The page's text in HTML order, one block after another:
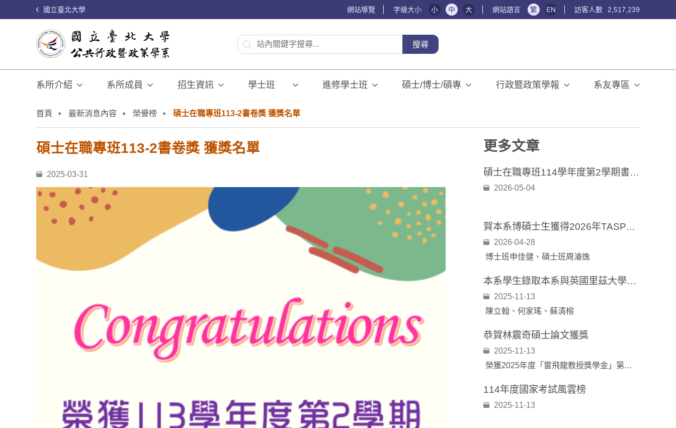
國立臺北大學 網站導覽 字級大小 小 中 大 網站語言 繁 EN 訪客人數 2,517,239
搜尋
系所介紹 系所成員 招生資訊 學士班⠀⠀ 進修學士班 碩士/博士/碩專 行政暨政策學報 系友專區
首頁 最新消息內容 榮譽榜 碩士在職專班113-2書卷獎 獲獎名單
碩士在職專班113-2書卷獎 獲獎名單
2025-03-31
更多文章
碩士在職專班114學年度第2學期書卷獎 獲獎名單
2026-05-04
賀本系博碩士生獲得2026年TASPAA最佳碩士學位論文獎
2026-04-28
博士班申佳健、碩士班周濬逸
本系學生錄取本系與英國里茲大學學碩4+1雙聯學位計畫
2025-11-13
陳立翰、何家瑤、蘇清榕
恭賀林震奇碩士論文獲獎
2025-11-13
榮獲2025年度「雷飛龍教授獎學金」第一名 及114年度立法院獎助臺灣民主發展碩士論文
114年度國家考試風雲榜
2025-11-13